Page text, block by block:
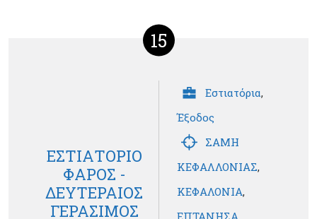
15
ΕΣΤΙΑΤΟΡΙΟ
ΦΑΡΟΣ -
ΔΕΥΤΕΡΑΙΟΣ
ΓΕΡΑΣΙΜΟΣ
Εστιατόρια,
Έξοδος
ΣΑΜΗ
ΚΕΦΑΛΛΟΝΙΑΣ,
ΚΕΦΑΛΟΝΙΑ,